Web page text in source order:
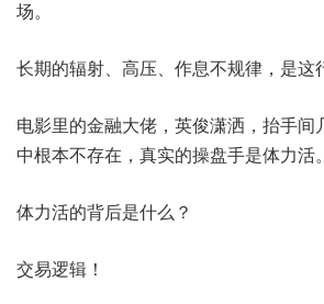
场。
长期的辐射、高压、作息不规律，是这
电影里的金融大佬，英俊潇洒，抬手间
中根本不存在，真实的操盘手是体力活。
体力活的背后是什么？
交易逻辑！